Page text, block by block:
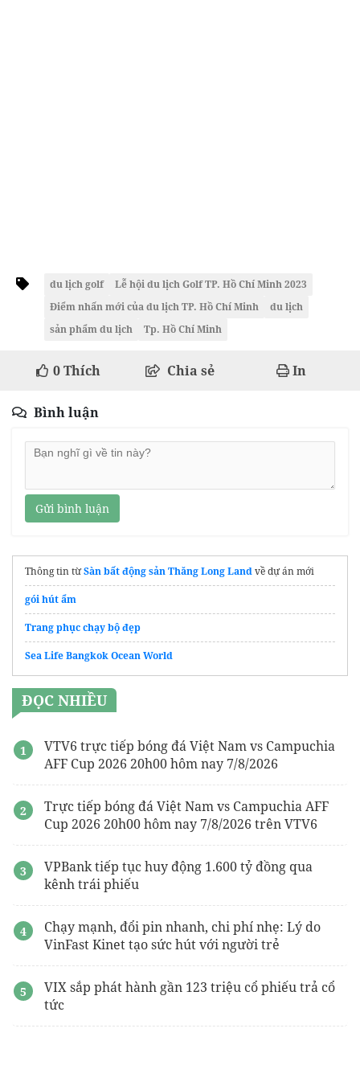
du lịch golf
Lễ hội du lịch Golf TP. Hồ Chí Minh 2023
Điểm nhấn mới của du lịch TP. Hồ Chí Minh
du lịch
sản phẩm du lịch
Tp. Hồ Chí Minh
0Thích Chia sẻ In
Bình luận
Gửi bình luận
Thông tin từSàn bất động sản Thăng Long Landvề dự án mới
gói hút ẩm
Trang phục chạy bộ đẹp
Sea Life Bangkok Ocean World
ĐỌC NHIỀU
VTV6 trực tiếp bóng đá Việt Nam vs Campuchia
AFF Cup 2026 20h00 hôm nay 7/8/2026
Trực tiếp bóng đá Việt Nam vs Campuchia AFF
Cup 2026 20h00 hôm nay 7/8/2026 trên VTV6
VPBank tiếp tục huy động 1.600 tỷ đồng qua
kênh trái phiếu
Chạy mạnh, đổi pin nhanh, chi phí nhẹ: Lý do
VinFast Kinet tạo sức hút với người trẻ
VIX sắp phát hành gần 123 triệu cổ phiếu trả cổ
tức